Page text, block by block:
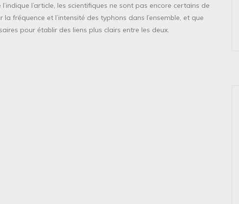
l’article, les scientifiques ne sont pas encore certains de
fréquence et l’intensité des typhons dans l’ensemble, et que
pour établir des liens plus clairs entre les deux.